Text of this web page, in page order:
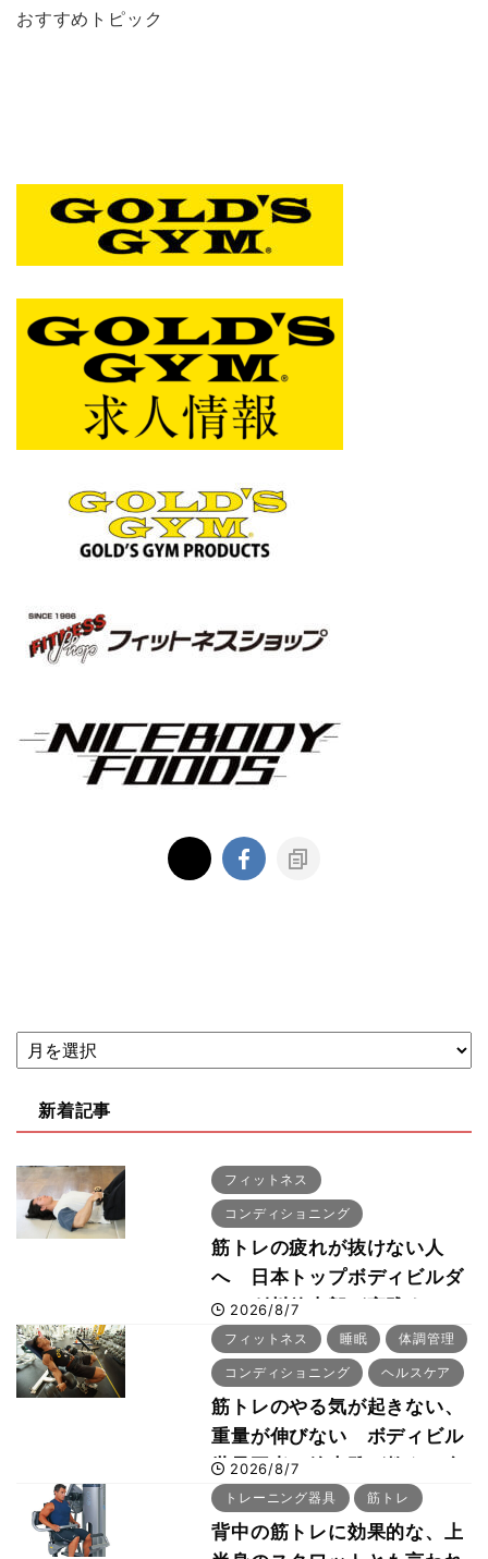
おすすめトピック
新着記事
フィットネス
コンディショニング
筋トレの疲れが抜けない人
へ 日本トップボディビルダ
ー・刈川啓志郎が実践する
「回復習慣」
2026/8/7
フィットネス 睡眠 体調管理
コンディショニング ヘルスケア
筋トレのやる気が起きない、
重量が伸びない ボディビル
世界王者・鈴木雅が教える食
事・睡眠・呼吸の整え方
2026/8/7
トレーニング器具 筋トレ
背中の筋トレに効果的な、上